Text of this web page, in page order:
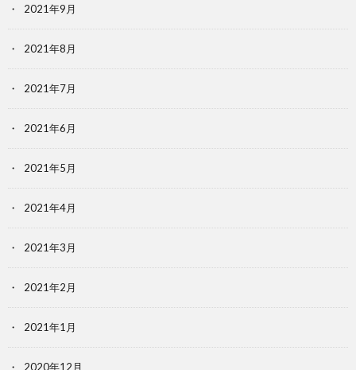
2021年9月
2021年8月
2021年7月
2021年6月
2021年5月
2021年4月
2021年3月
2021年2月
2021年1月
2020年12月